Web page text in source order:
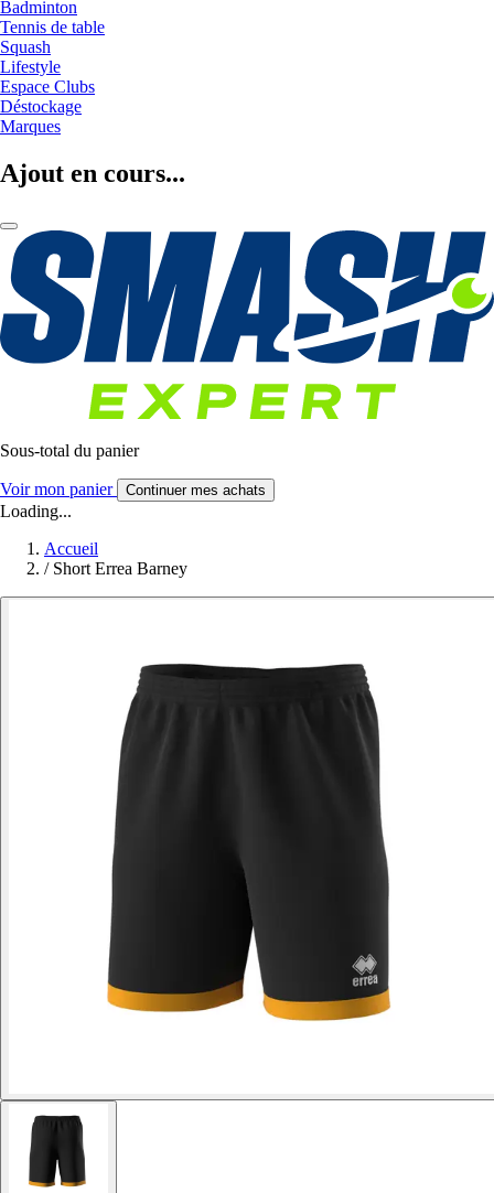
Badminton
Tennis de table
Squash
Lifestyle
Espace Clubs
Déstockage
Marques
Ajout en cours...
Sous-total du panier
Voir mon panier Continuer mes achats
Loading...
Accueil
/ Short Errea Barney